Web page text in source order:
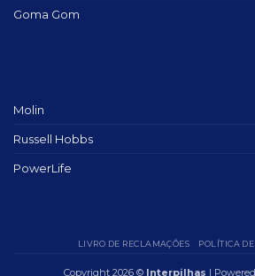
Goma Gom
Molin
Russell Hobbs
PowerLife
LIVRO DE RECLAMAÇÕES POLÍTICA
Copyright 2026 © Interpilhas |